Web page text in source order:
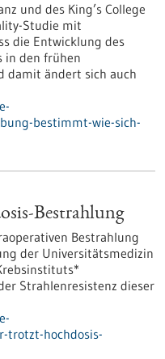
und des King’s College
Studie mit
die Entwicklung des
in den frühen
damit ändert sich auch
bestimmt-wie-sich-
Bestrahlung
Bestrahlung
der Universitätsmedizin
Strahlenresistenz dieser
hochdosis-